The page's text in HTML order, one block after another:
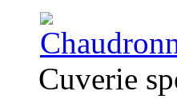
Cuverie